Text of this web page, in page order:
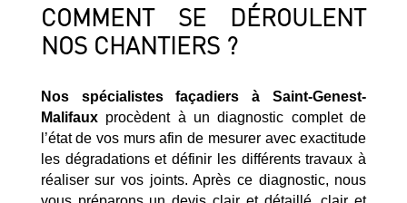
COMMENT SE DÉROULENT
NOS CHANTIERS ?
Nos spécialistes façadiers à Saint-Genest-
Malifauxprocèdent à un diagnostic complet de
l’état de vos murs afin de mesurer avec exactitude
les dégradations et définir les différents travaux à
réaliser sur vos joints. Après ce diagnostic, nous